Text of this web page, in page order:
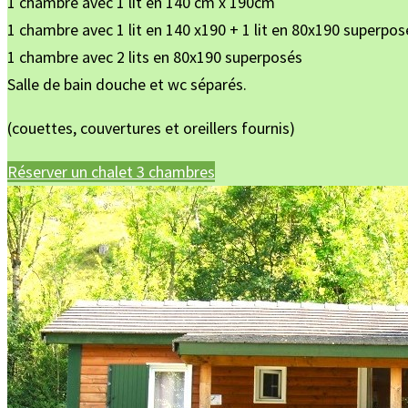
1 chambre avec 1 lit en 140 x190 + 1 lit en 80x190
1 chambre avec 2 lits en 80x190 superposés
Salle de bain douche et wc séparés.
(couettes, couvertures et oreillers fournis)
Réserver un chalet 3 chambres